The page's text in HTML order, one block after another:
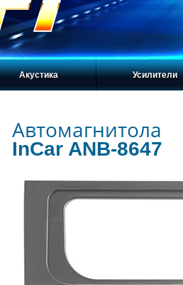
Акустика Усилители
Автомагнитола
InCar ANB-8647